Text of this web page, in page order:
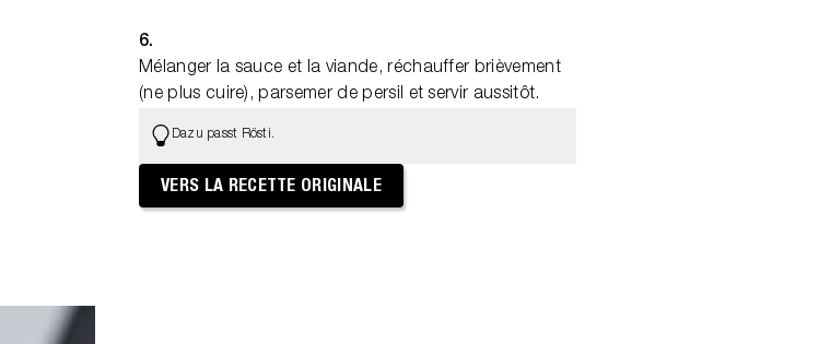
6.
Mélanger la sauce et la viande, réchauffer brièvement
(ne plus cuire), parsemer de persil et servir aussitôt.
Dazu passt Rösti.
VERS LA RECETTE ORIGINALE